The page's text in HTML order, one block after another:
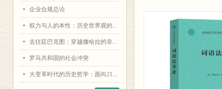
企业合规总论
权力与人的本性：历史世界观的...
去往廷巴克图：穿越撒哈拉的非...
罗马共和国的社会冲突
大变革时代的历史哲学：面向21...